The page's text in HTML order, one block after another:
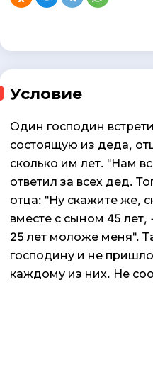
Условие
Один господин
состоящую из деда,
сколько им лет. "Нам
ответил за всех дед.
отца: "Ну скажите же,
вместе с сыном 45 лет,
25 лет моложе меня".
господину и не
каждому из них. Не